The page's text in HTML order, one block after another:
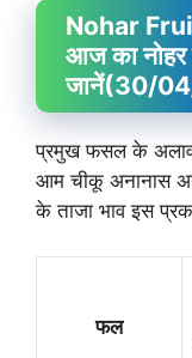
Nohar
आज का नोहर
जानें(30/
प्रमुख फसल के
आम चीकू अनानास
के ताजा भाव इस
फल